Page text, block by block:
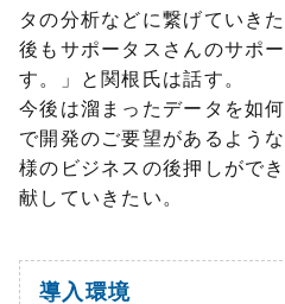
タの分析などに繋げていき
後もサポータスさんのサポ
す。」と関根氏は話す。
今後は溜まったデータを如
で開発のご要望があるよう
様のビジネスの後押しがで
献していきたい。
導入環境